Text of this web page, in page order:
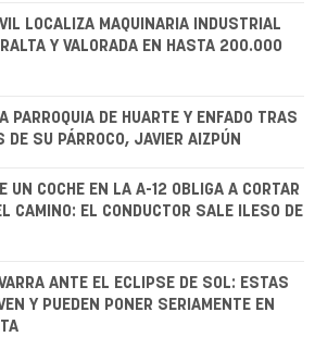
LOCALIZA MAQUINARIA INDUSTRIAL
Y VALORADA EN HASTA 200.000
PARROQUIA DE HUARTE Y ENFADO TRAS
DE SU PÁRROCO, JAVIER AIZPÚN
UN COCHE EN LA A-12 OBLIGA A CORTAR
CAMINO: EL CONDUCTOR SALE ILESO DE
ANTE EL ECLIPSE DE SOL: ESTAS
Y PUEDEN PONER SERIAMENTE EN